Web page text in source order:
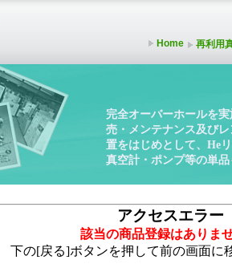
Home 再利用
完全オーバーホールを
売・メンテナンス及び
置をはじめとして、He
真空計・ポンプ等の単品
アクセスエラー
該当の商品登録はありませ
下の[戻る]ボタンを押して前の画面に